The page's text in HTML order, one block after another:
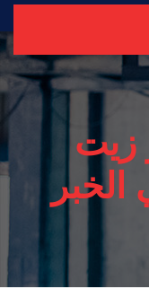
زيت